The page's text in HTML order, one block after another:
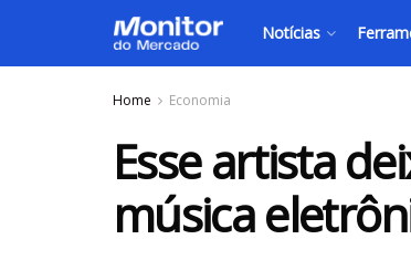
Notícias
Home Economia
Esse artista
música